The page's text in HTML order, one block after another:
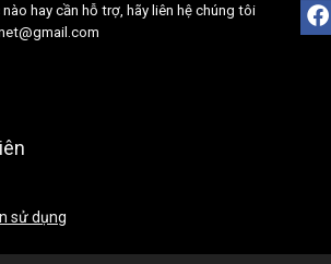
hay cần hỗ trợ, hãy liên hệ chúng tôi
sử dụng